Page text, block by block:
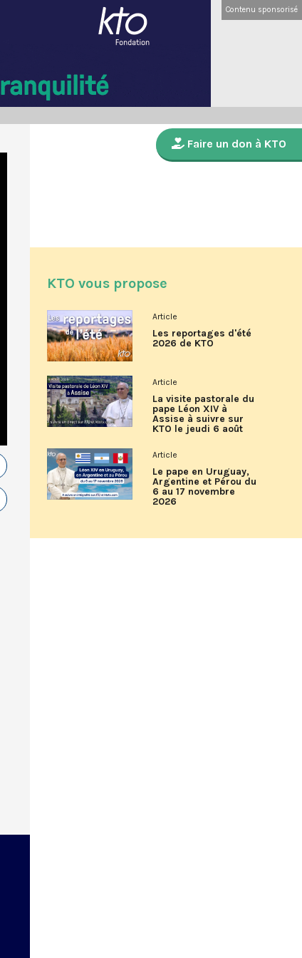
Contenu sponsorisé
Faire un don à KTO
KTO vous propose
Article
Les reportages d'été
2026 de KTO
Article
La visite pastorale du
pape Léon XIV à
Assise à suivre sur
KTO le jeudi 6 août
Article
Le pape en Uruguay,
Argentine et Pérou du
6 au 17 novembre
2026